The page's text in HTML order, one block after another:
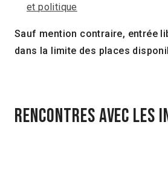
et politique
Sauf mention contraire, entrée
dans la limite des places
Rencontres avec les